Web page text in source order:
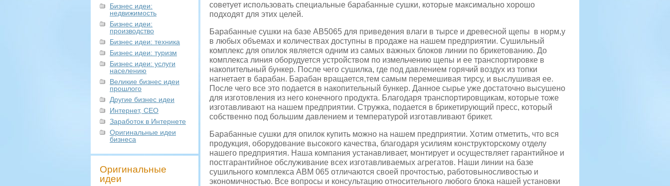
Бизнес идеи:
недвижимость
Бизнес идеи:
производство
Бизнес идеи: техника
Бизнес идеи: туризм
Бизнес идеи: услуги
населению
Великие бизнес идеи
прошлого
Другие бизнес идеи
Интернет, СЕО
Заработок в Интернете
Оригинальные идеи
бизнеса
Оригинальные
идеи
советует использовать специальные барабанные сушки, которые максимально хорошо
подходят для этих целей.
Барабанные сушки на базе АВ5065 для приведения влаги в тырсе и древесной щепы в норм,у
в любых объемах и количествах доступны в продаже на нашем предприятии. Сушильный
комплекс для опилок является одним из самых важных блоков линии по брикетованию. До
комплекса линия оборудуется устройством по измельчению щепы и ее транспортировке в
накопительный бункер. После чего сушилка, где под давлением горячий воздух из топки
нагнетает в барабан. Барабан вращается,тем самым перемешивая тирсу, и выслушивая ее.
После чего все это подается в накопительный бункер. Данное сырье уже достаточно высушено
для изготовления из него конечного продукта. Благодаря транспортировщикам, которые тоже
изготавливают на нашем предприятии. Стружка, подается в брикетирующий пресс, который
собственно под большим давлением и температурой изготавливают брикет.
Барабанные сушки для опилок купить можно на нашем предприятии. Хотим отметить, что вся
продукция, оборудование высокого качества, благодаря усилиям конструкторскому отделу
нашего предприятия. Наша компания устанавливает, монтирует и осуществляет гарантийное и
постгарантийное обслуживание всех изготавливаемых агрегатов. Наши линии на базе
сушильного комплекса АВМ 065 отличаются своей прочтостью, работовыносливостью и
экономичностью. Все вопросы и консультацию относительного любого блока нашей установки